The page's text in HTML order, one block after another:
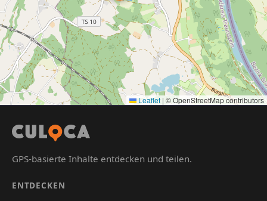
Leaflet | © OpenStreetMap contributors
GPS-basierte Inhalte entdecken und teilen.
ENTDECKEN